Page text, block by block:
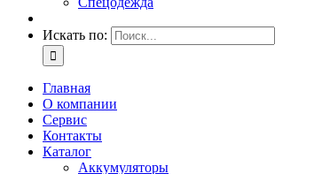
Искать по:
Главная
О компании
Сервис
Контакты
Каталог
Аккумуляторы